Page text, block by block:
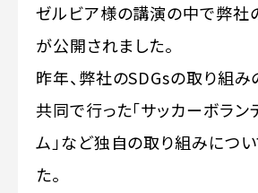
ゼルビア様の講演の中で弊社
が公開されました。
昨年、弊社のSDGsの取り組み
共同で行った「サッカーボラン
ム」など独自の取り組みにつ
た。